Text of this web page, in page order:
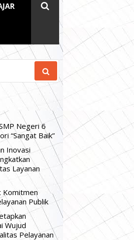
Negeri 6
“Sangat Baik”
Inovasi
Layanan
Komitmen
Publik
Wujud
Pelayanan